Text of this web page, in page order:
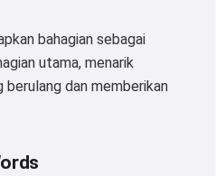
bahagian sebagai
utama, menarik
berulang dan memberikan